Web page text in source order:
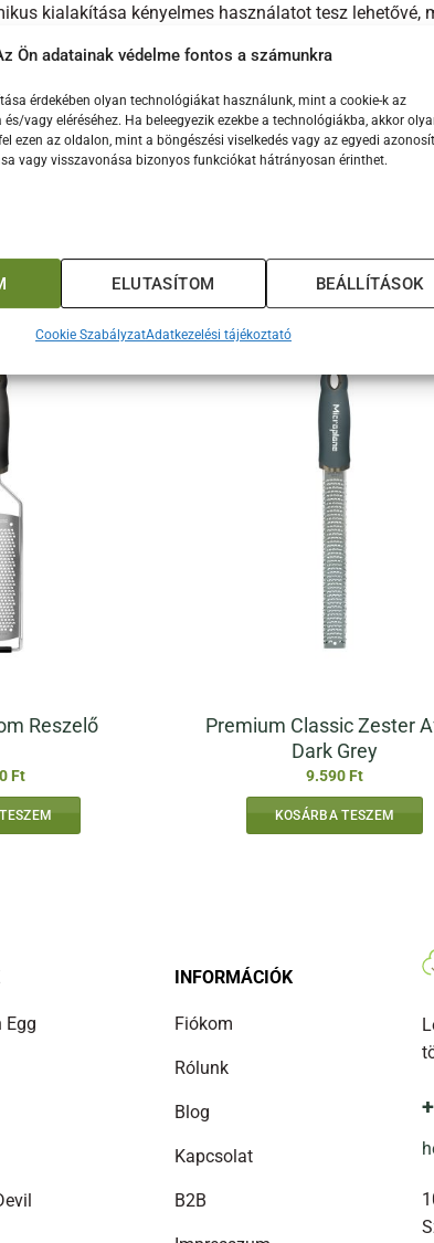
Ön adatainak védelme fontos a számunkra
érdekében olyan technológiákat használunk, mint a cookie-k az
vagy eléréséhez. Ha beleegyezik ezekbe a technológiákba, akkor
ezen az oldalon, mint a böngészési viselkedés vagy az egyedi
vagy visszavonása bizonyos funkciókat hátrányosan érinthet.
ELUTASÍTOM BEÁLLÍTÁSOK
Cookie SzabályzatAdatkezelési tájékoztató
kialakítása kényelmes használatot tesz
és megóvja a munkafelületet. A védőtok
Mosogatógépben mosható, ami megkönnyíti a
törődést biztosítani neki.
2.0 Zester mérete (31 cm x 4,7 cm) és
séfek számára. Ez az eszköz nemcsak praktikus,
A Microplane ikonikus famegmunkáló örökségét és
Reszelő
Ft
Premium Classic Zester
Dark Grey
9.590 Ft
KOSÁRBA TESZEM
Egg
INFORMÁCIÓK
Fiókom
Rólunk
Blog
Kapcsolat
B2B